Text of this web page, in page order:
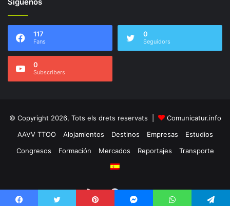
117
Fans
0
Seguidors
0
Subscribers
© Copyright 2026, Tots els drets reservats |
Comunicatur.info
AAVV TTOO
Alojamientos Destinos Empresas
Estudios
Congresos
Formación Mercados Reportajes Transporte
RSS Facebook
Twitter